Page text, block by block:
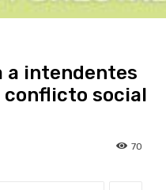
a intendentes
conflicto social
70